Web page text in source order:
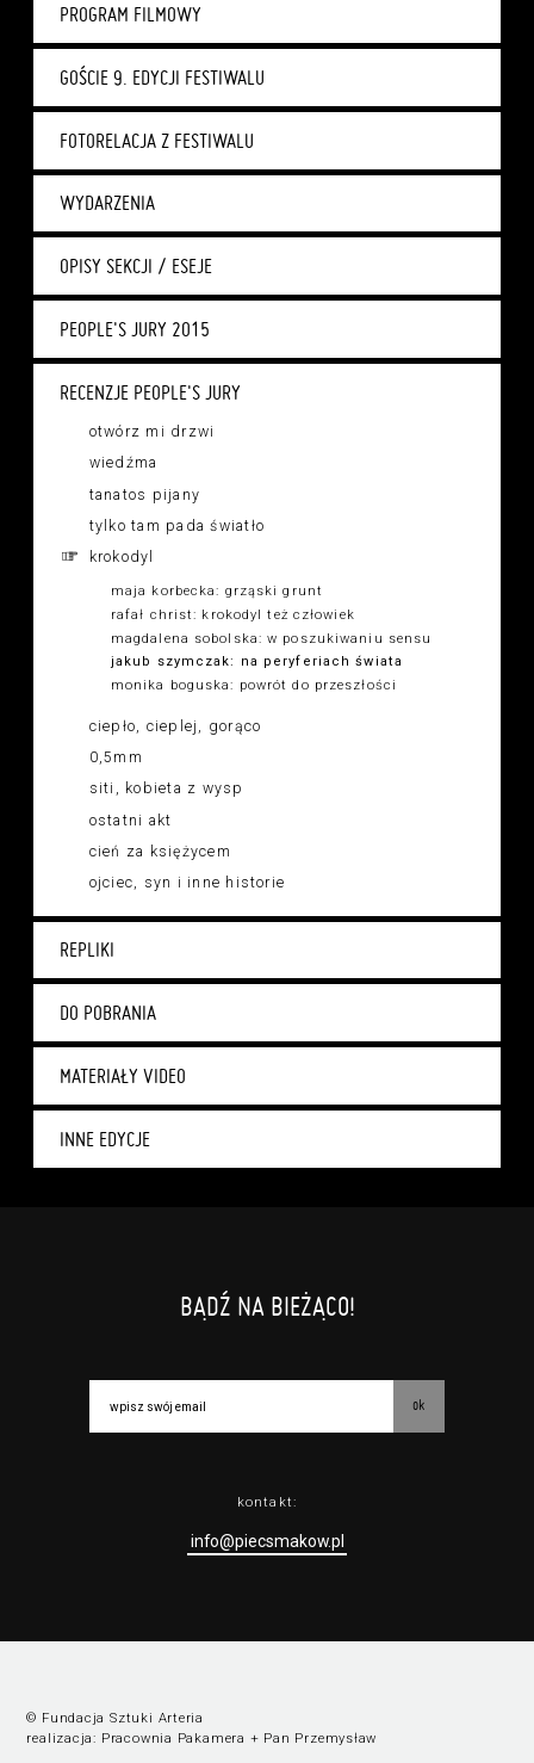
PROGRAM FILMOWY
GOŚCIE 9. EDYCJI FESTIWALU
FOTORELACJA Z FESTIWALU
WYDARZENIA
OPISY SEKCJI / ESEJE
PEOPLE'S JURY 2015
RECENZJE PEOPLE'S JURY
otwórz mi drzwi
wiedźma
tanatos pijany
tylko tam pada światło
krokodyl
maja korbecka: grząski grunt
rafał christ: krokodyl też człowiek
magdalena sobolska: w poszukiwaniu sensu
jakub szymczak: na peryferiach świata
monika boguska: powrót do przeszłości
ciepło, cieplej, gorąco
0,5mm
siti, kobieta z wysp
ostatni akt
cień za księżycem
ojciec, syn i inne historie
REPLIKI
DO POBRANIA
MATERIAŁY VIDEO
INNE EDYCJE
BĄDŹ NA BIEŻĄCO!
ok
kontakt:
info@piecsmakow.pl
© Fundacja Sztuki Arteria
realizacja: Pracownia Pakamera + Pan Przemysław